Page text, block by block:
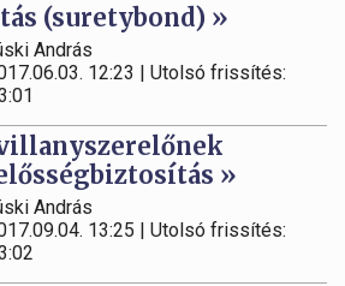
(suretybond) »
András
12:23 | Utolsó frissítés:
»
András
13:25 | Utolsó frissítés: